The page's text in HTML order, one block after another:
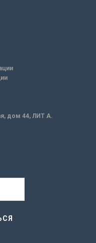
дом 44, ЛИТ А.